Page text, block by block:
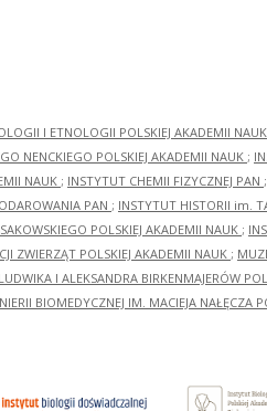
I ETNOLOGII POLSKIEJ AKADEMII NAUK
NENCKIEGO POLSKIEJ AKADEMII NAUK ;
NAUK ; INSTYTUT CHEMII FIZYCZNEJ PAN ;
PAN ; INSTYTUT HISTORII im.
POLSKIEJ AKADEMII NAUK ;
ZWIERZĄT POLSKIEJ AKADEMII NAUK ;
I ALEKSANDRA BIRKENMAJERÓW
BIOMEDYCZNEJ IM. MACIEJA NAŁĘCZA